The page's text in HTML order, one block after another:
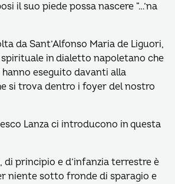
il suo piede possa nascere “…’na
da Sant’Alfonso Maria de Liguori,
in dialetto napoletano che
eseguito davanti alla
si trova dentro i foyer del nostro
Lanza ci introducono in questa
di principio e d’infanzia terrestre è
niente sotto fronde di sparagio e